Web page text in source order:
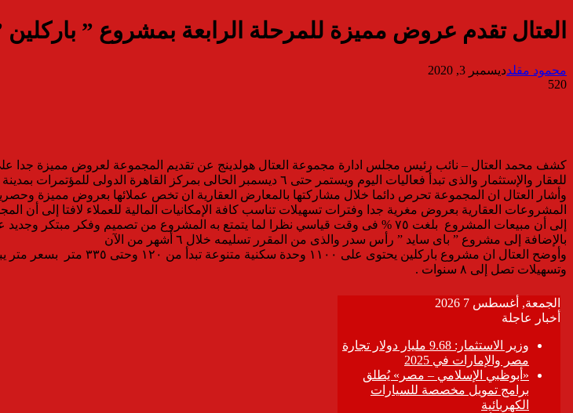
العتال تقدم عروض مميزة للمرحلة الرابعة بمشروع ”
محمود مقلدديسمبر 3, 2020
520
كشف محمد العتال – نائب رئيس مجلس ادارة مجموعة العتال هولدينج عن تقديم المجموعة لعروض مميزة جدا
للعقار والإستثمار والذى تبدأ فعاليات اليوم ويستمر حتى ٦ ديسمبر الحالى بمركز القاهرة الدولى للمؤتمرات بمدينة نصر .
وأشار العتال ان المجموعة تحرص دائما خلال مشاركتها بالمعارض العقارية ان تخص عملائها بعروض مميزة
المشروعات العقارية بعروض مغرية جدا وفترات تسهيلات تناسب كافة الإمكانيات المالية للعملاء لافتا إلى أن
بالإضافة إلى مشروع ” باى سايد ” رأس سدر والذى من المقرر تسليمه خلال ٦ أشهر من الآن
وتسهيلات تصل إلى ٨ سنوات .